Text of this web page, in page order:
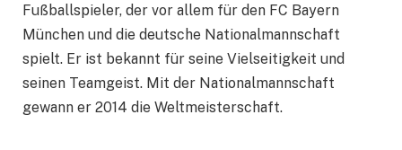
Fußballspieler, der vor allem für den FC Bayern
München und die deutsche Nationalmannschaft
spielt. Er ist bekannt für seine Vielseitigkeit und
seinen Teamgeist. Mit der Nationalmannschaft
gewann er 2014 die Weltmeisterschaft.